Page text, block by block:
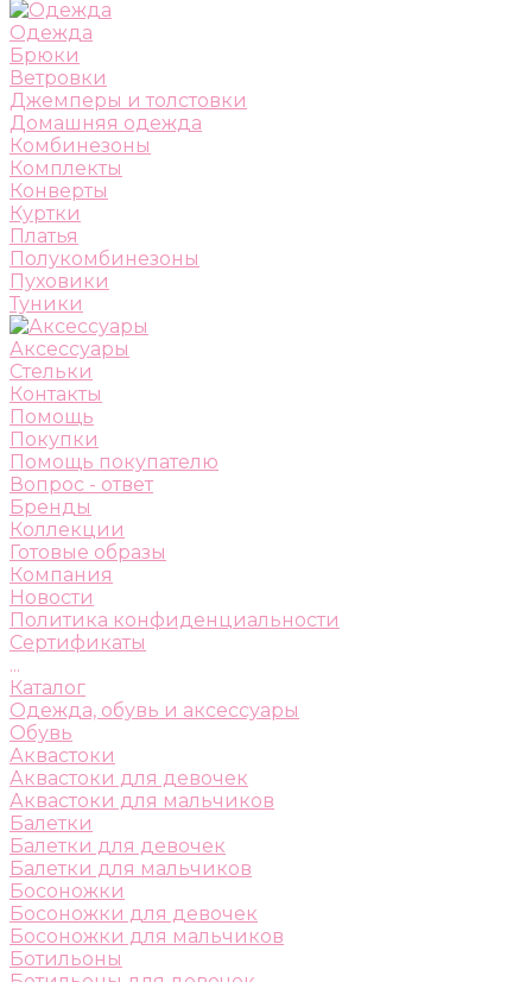
Одежда
Брюки
Ветровки
Джемперы и толстовки
Домашняя одежда
Комбинезоны
Комплекты
Конверты
Куртки
Платья
Полукомбинезоны
Пуховики
Туники
Аксессуары
Стельки
Контакты
Помощь
Покупки
Помощь покупателю
Вопрос - ответ
Бренды
Коллекции
Готовые образы
Компания
Новости
Политика конфиденциальности
Сертификаты
...
Каталог
Одежда, обувь и аксессуары
Обувь
Аквастоки
Аквастоки для девочек
Аквастоки для мальчиков
Балетки
Балетки для девочек
Балетки для мальчиков
Босоножки
Босоножки для девочек
Босоножки для мальчиков
Ботильоны